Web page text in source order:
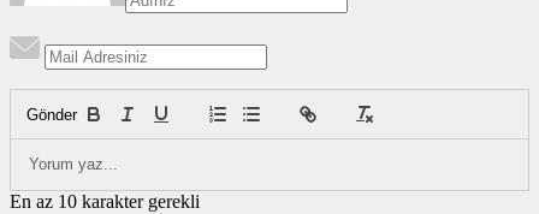
Gönder
En az 10 karakter gerekli